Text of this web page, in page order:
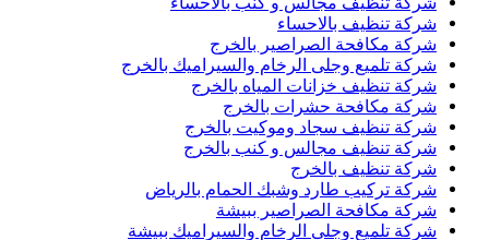
شركة تنظيف بالاحساء
شركة مكافحة الصراصير بالخرج
شركة تلميع وجلى الرخام والسيراميك بالخرج
شركة تنظيف خزانات المياه بالخرج
شركة مكافحة حشرات بالخرج
شركة تنظيف سجاد وموكيت بالخرج
شركة تنظيف مجالس و كنب بالخرج
شركة تنظيف بالخرج
شركة تركيب طارد وشبك الحمام بالرياض
شركة مكافحة الصراصير ببيشة
شركة تلميع وجلى الرخام والسيراميك ببيشة